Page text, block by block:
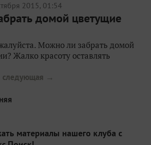
2015, 01:54
домой цветущие
Можно ли забрать домой
Жалко красоту оставлять
следующая →
материалы нашего клуба с